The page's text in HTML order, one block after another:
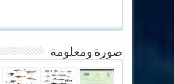
صورة ومعلومة